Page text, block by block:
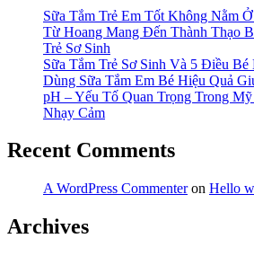
Sữa Tắm Trẻ Em Tốt Không Nằm
Từ Hoang Mang Đến Thành Thạo
Trẻ Sơ Sinh
Sữa Tắm Trẻ Sơ Sinh Và 5 Điều
Dùng Sữa Tắm Em Bé Hiệu Quả
pH – Yếu Tố Quan Trọng Trong
Nhạy Cảm
Recent Comments
A WordPress Commenteron Hello
Archives